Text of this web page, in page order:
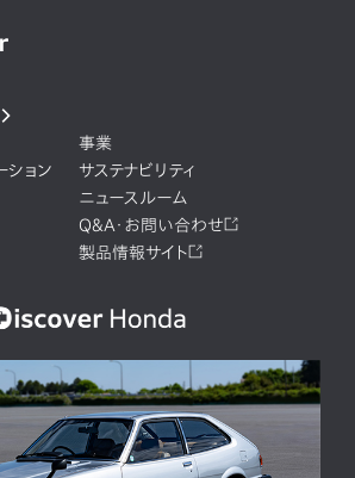
事業
ション
サステナビリティ
ニュースルーム
Q&A・お問い合わせ
製品情報サイト